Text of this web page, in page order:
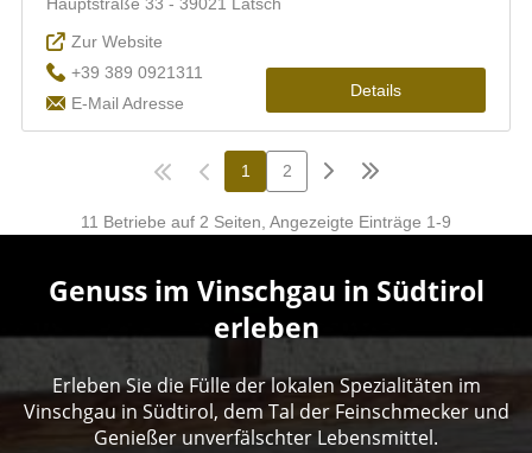
Genuss im Vinschgau in Südtirol
erleben
Erleben Sie die Fülle der lokalen Spezialitäten im
Vinschgau in Südtirol, dem Tal der Feinschmecker und
Genießer unverfälschter Lebensmittel.